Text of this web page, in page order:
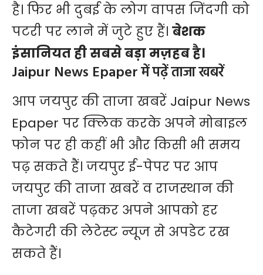
है। फिर भीदुबईके लोग वापस जिंदगी को
पटरी पर लाने में जुटे हुए हैं। बेशक
इंसानियत ही सबसे बड़ा मज़हब है।
Jaipur News Epaper में पढ़ें ताजा खबरें
आप जयपुर की ताजा खबरें Jaipur News
Epaper पर क्लिक करके अपने मोबाइल
फोन पर ही कहीं भी और किसी भी समय
पढ़ सकते हैं। जयपुर ई-पेपर पर आप
जयपुर की ताजा खबरें व राजस्थान की
ताजा खबरें पढ़कर अपने आपको हर
कैटेगरी की लेटेस्ट न्यूज से अपडेट रख
सकते हैं।